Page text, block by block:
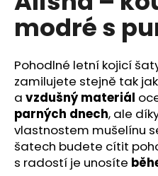
z
5
hvězdiček.
modré s
Pohodlné letní kojicí
zamilujete stejně tak
a vzdušný materiál
parných dnech, ale
vlastnostem mušelínu
šatech budete cítit
s radostí je unosíte
u
j
m
e